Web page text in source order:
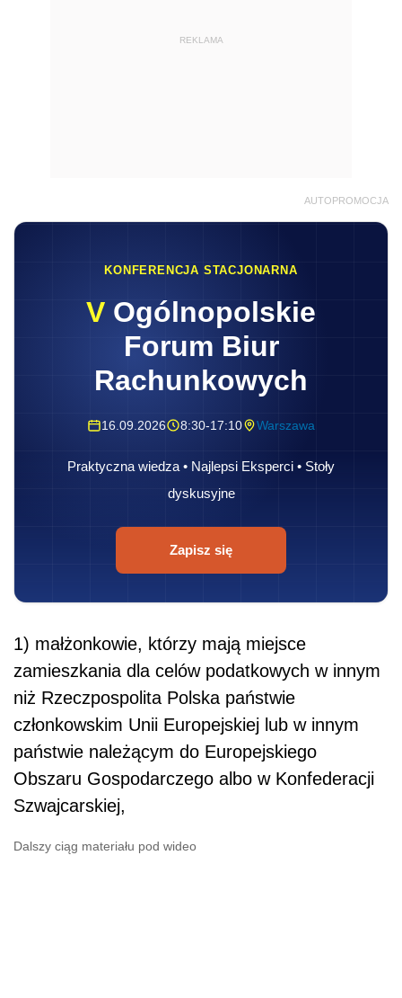
REKLAMA
AUTOPROMOCJA
KONFERENCJA STACJONARNA
V Ogólnopolskie
Forum Biur
Rachunkowych
16.09.2026 8:30-17:10 Warszawa
Praktyczna wiedza • Najlepsi Eksperci • Stoły
dyskusyjne
Zapisz się
1) małżonkowie, którzy mają miejsce
zamieszkania dla celów podatkowych w innym
niż Rzeczpospolita Polska państwie
członkowskim Unii Europejskiej lub w innym
państwie należącym do Europejskiego
Obszaru Gospodarczego albo w Konfederacji
Szwajcarskiej,
Dalszy ciąg materiału pod wideo